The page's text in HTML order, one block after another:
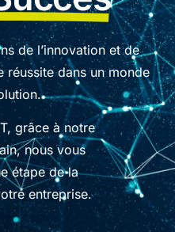
de l’innovation et de
réussite dans un monde
grâce à notre
nous vous
étape de la
entreprise.